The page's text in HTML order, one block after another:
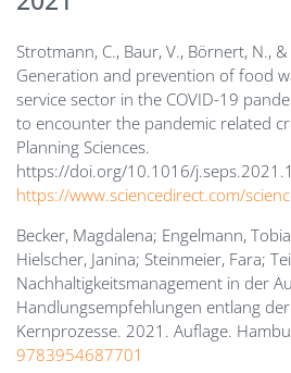
Strotmann, C., Baur, V., Börnert, N.,
Generation and prevention of food
service sector in the COVID-19
to encounter the pandemic related
Planning Sciences.
https://doi.org/10.1016/
https://www.sciencedirect.com/
Becker, Magdalena; Engelmann,
Hielscher, Janina; Steinmeier, Fara;
Nachhaltigkeitsmanagement in der
Handlungsempfehlungen entlang
Kernprozesse. 2021. Auflage.
9783954687701